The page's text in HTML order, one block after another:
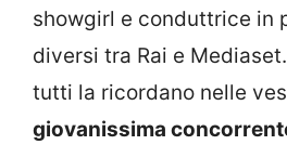
showgirl e conduttrice in
diversi tra Rai e
tutti la ricordano nelle
giovanissima